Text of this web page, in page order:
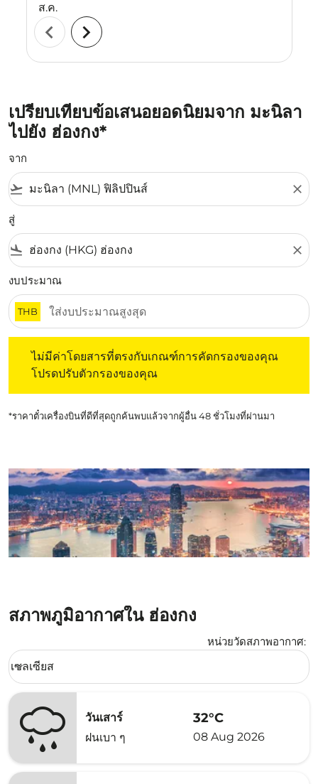
ส.ค.
chevron_left chevron_right
เปรียบเทียบข้อเสนอยอดนิยมจาก มะนิลา
ไปยัง ฮ่องกง*
จาก
flight_takeoff close
สู่
flight_land close
งบประมาณ
THB
ไม่มีค่าโดยสารที่ตรงกับเกณฑ์การคัดกรองของคุณ
โปรดปรับตัวกรองของคุณ
*ราคาตั๋วเครื่องบินที่ดีที่สุดถูกค้นพบแล้วจากผู้อื่น 48 ชั่วโมงที่ผ่านมา
สภาพภูมิอากาศใน ฮ่องกง
หน่วยวัดสภาพอากาศ:
Weather unit option เซลเซียส Selected
เซลเซียส
keyboard_arrow_down
วันเสาร์
ฝนเบา ๆ
32°C
08 Aug 2026